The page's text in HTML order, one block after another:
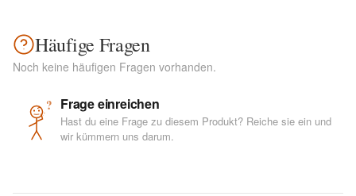
Häufige Fragen
Noch keine häufigen Fragen vorhanden.
? Frage einreichen
Hast du eine Frage zu diesem Produkt? Reiche sie ein und
wir kümmern uns darum.